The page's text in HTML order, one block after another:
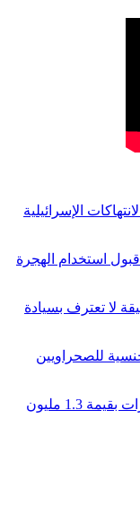
الإسرائيلية
استخدام الهجرة
لا تعترف بسيادة
للصحراويين
ثاباتيرو يؤكد أمام القضاء حصوله على مجوهرات بقيمة 1.3 مليون